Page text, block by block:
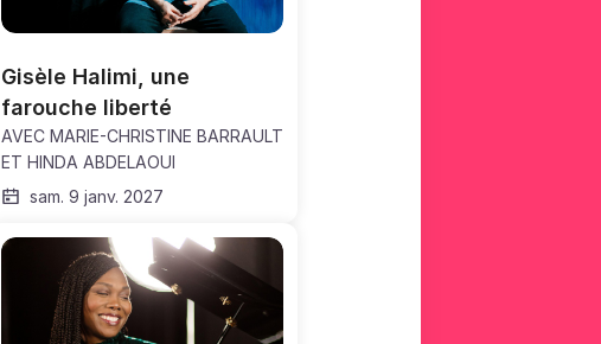
Gisèle Halimi, une
farouche liberté
AVEC MARIE-CHRISTINE BARRAULT
ET HINDA ABDELAOUI
sam. 9 janv. 2027